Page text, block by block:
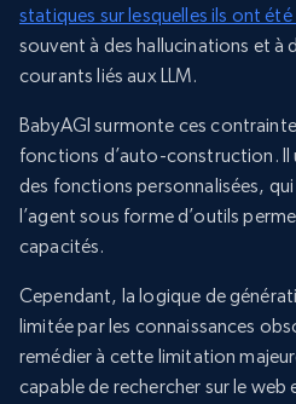
statiques sur lesquelles ils ont été
souvent à des hallucinations et à
courants liés aux LLM.
BabyAGI surmonte ces
fonctions d’auto-construction. Il
des fonctions personnalisées,
l’agent sous forme d’outils
capacités.
Cependant, la logique de
limitée par les connaissances
remédier à cette limitation
capable de rechercher sur le web